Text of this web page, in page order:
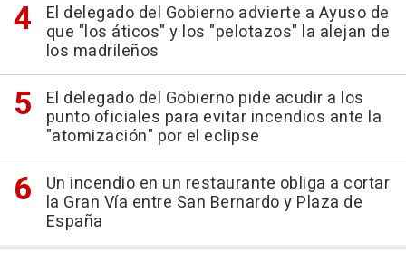
El delegado del Gobierno advierte a Ayuso de
que "los áticos" y los "pelotazos" la alejan de
los madrileños
El delegado del Gobierno pide acudir a los
punto oficiales para evitar incendios ante la
"atomización" por el eclipse
Un incendio en un restaurante obliga a cortar
la Gran Vía entre San Bernardo y Plaza de
España